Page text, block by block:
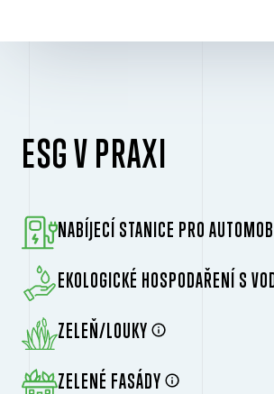
ESG V PRAXI
NABÍJECÍ STANICE PRO
EKOLOGICKÉ HOSPODAŘENÍ S
ZELEŇ/LOUKY
ZELENÉ FASÁDY